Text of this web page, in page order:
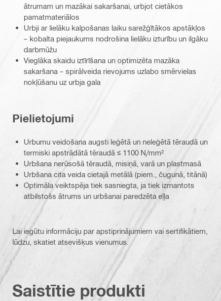
ātrumam un mazākai sakaršanai, urbjot cietākos
pamatmateriālos
Urbji ar lielāku kalpošanas laiku sarežģītākos apstākļos
– kobalta piejaukums nodrošina lielāku izturību un ilgāku
darbmūžu
Vieglāka skaidu iztīrīšana un optimizēta mazāka
sakaršana – spirālveida rievojums uzlabo smērvielas
nokļūšanu uz urbja gala
Pielietojumi
Urbumu veidošana augsti leģētā un neleģētā tēraudā un
termiski apstrādātā tēraudā ≤ 1100 N/mm²
Urbšana nerūsošā tēraudā, misiņā, varā un plastmasā
Urbšana cita veida cietajā metālā (piem., čugunā, titānā)
Optimāla veiktspēja tiek sasniegta, ja tiek izmantots
atbilstošs ātrums un urbšanai paredzēta eļļa
Lai iegūtu informāciju par apstiprinājumiem vai sertifikātiem,
lūdzu, skatiet atsevišķus vienumus.
Saistītie produkti